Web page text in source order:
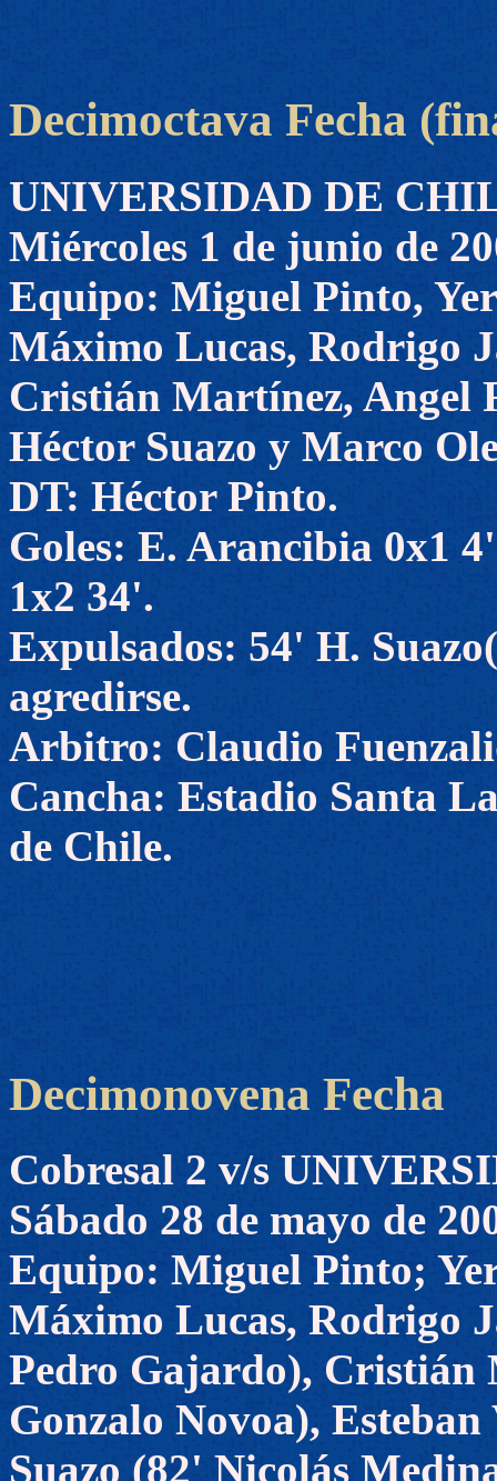
Decimoctava Fecha
UNIVERSIDAD DE
Miércoles 1 de junio de
Equipo: Miguel Pinto,
Máximo Lucas, Rodrigo
Cristián Martínez, Angel
Héctor Suazo y Marco
DT: Héctor Pinto.
Goles: E. Arancibia 0x1
1x2 34'.
Expulsados: 54' H.
agredirse.
Arbitro: Claudio
Cancha: Estadio Santa
de Chile.
Decimonovena Fecha
Cobresal 2 v/s
Sábado 28 de mayo de
Equipo: Miguel Pinto;
Máximo Lucas, Rodrigo
Pedro Gajardo), Cristián
Gonzalo Novoa),
Suazo (82' Nicolás